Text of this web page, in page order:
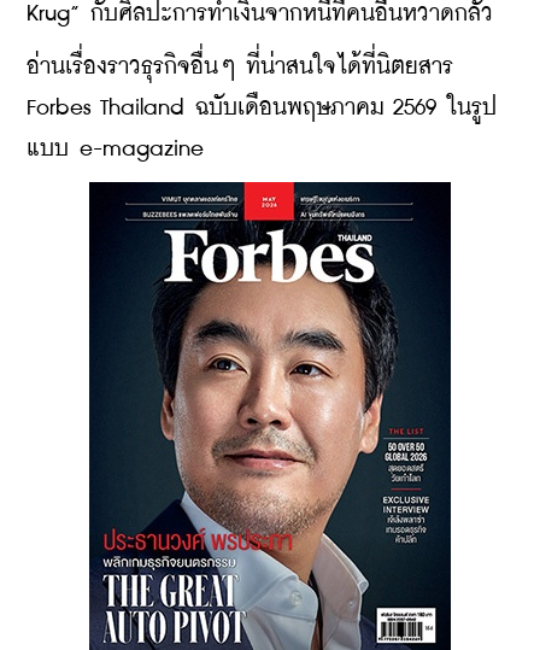
Krug” กับศิลปะการทำเงินจากหนี้ที่คนอื่นหวาดกลัว
อ่านเรื่องราวธุรกิจอื่นๆ ที่น่าสนใจได้ที่นิตยสาร
Forbes Thailand ฉบับเดือนพฤษภาคม 2569 ในรูป
แบบ e-magazine